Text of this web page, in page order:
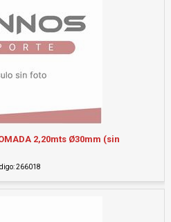
2,20mts Ø30mm (sin
266018